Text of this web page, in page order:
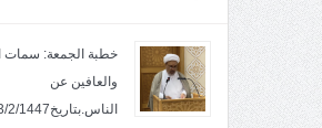
والعافين عن